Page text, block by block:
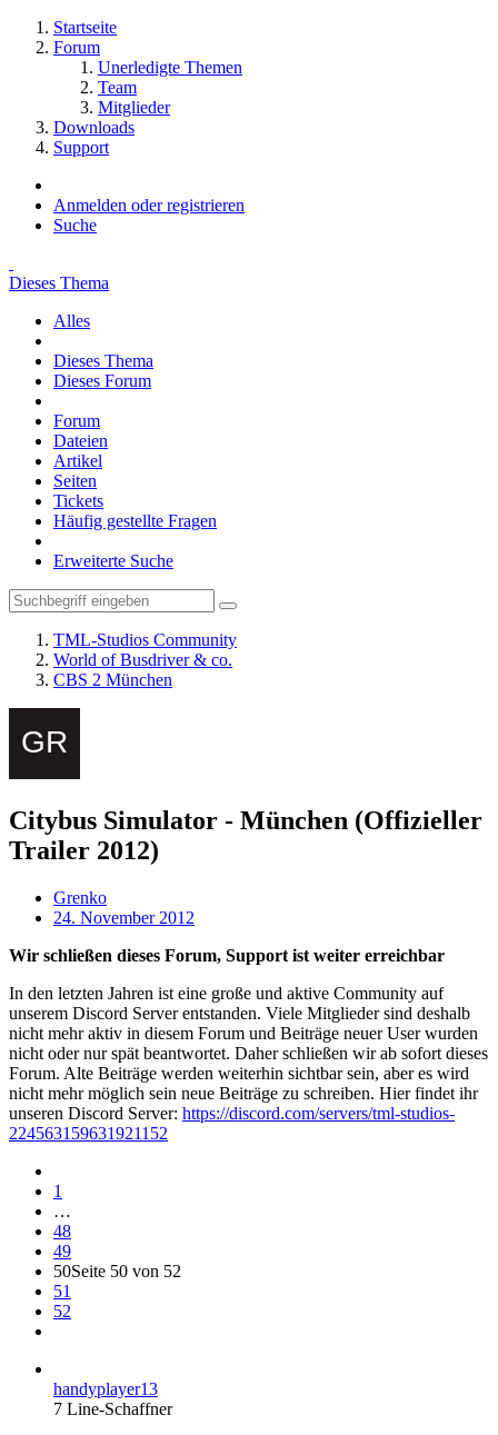
Startseite
Forum
Unerledigte Themen
Team
Mitglieder
Downloads
Support
Anmelden oder registrieren
Suche
Dieses Thema
Alles
Dieses Thema
Dieses Forum
Forum
Dateien
Artikel
Seiten
Tickets
Häufig gestellte Fragen
Erweiterte Suche
TML-Studios Community
World of Busdriver & co.
CBS 2 München
Citybus Simulator - München (Offizieller
Trailer 2012)
Grenko
24. November 2012
Wir schließen dieses Forum, Support ist weiter erreichbar
In den letzten Jahren ist eine große und aktive Community auf
unserem Discord Server entstanden. Viele Mitglieder sind deshalb
nicht mehr aktiv in diesem Forum und Beiträge neuer User wurden
nicht oder nur spät beantwortet. Daher schließen wir ab sofort dieses
Forum. Alte Beiträge werden weiterhin sichtbar sein, aber es wird
nicht mehr möglich sein neue Beiträge zu schreiben. Hier findet ihr
unseren Discord Server: https://discord.com/servers/tml-studios-
224563159631921152
1
…
48
49
50Seite 50 von 52
51
52
handyplayer13
7 Line-Schaffner